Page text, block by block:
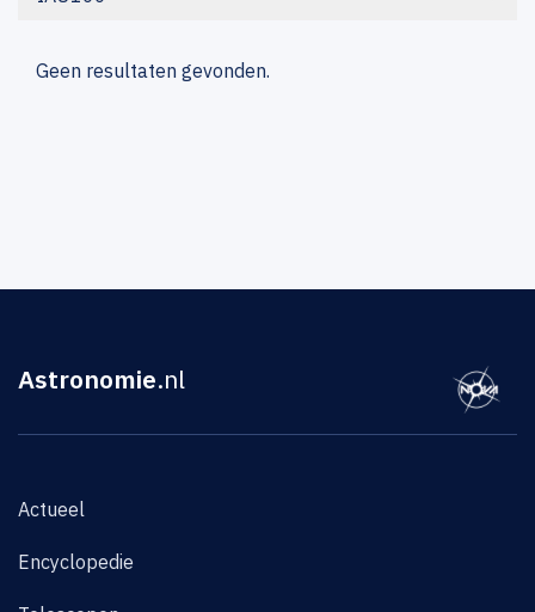
Geen resultaten gevonden.
Astronomie.nl
Actueel
Encyclopedie